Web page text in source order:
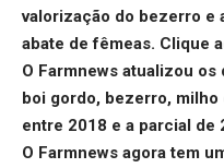
valorização do bezerro e
abate de fêmeas. Clique
O Farmnews atualizou
boi gordo, bezerro,
entre 2018 e a parcial de
O Farmnews agora tem